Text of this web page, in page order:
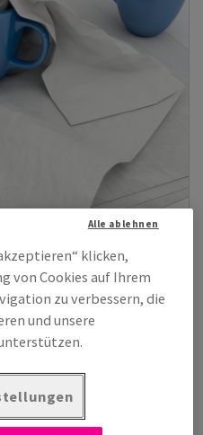
und Einschlagspapier aus
klicken,
von Cookies auf Ihrem
zu verbessern, die
und unsere
Alle ablehnen